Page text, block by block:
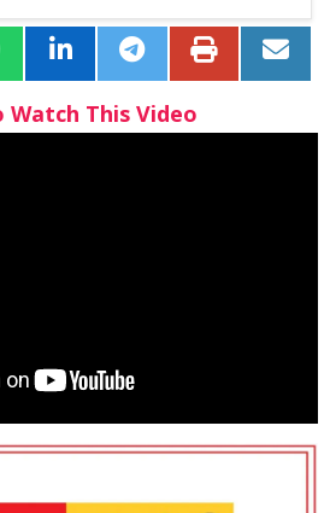
Watch This Video